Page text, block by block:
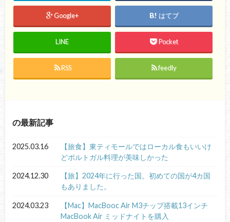
Google+ はてブ
LINE Pocket
RSS feedly
の最新記事
2025.03.16
【旅食】東ティモールではローカル食もいいけ
どポルトガル料理が美味しかった
2024.12.30
【旅】2024年に行った国。初めての国が4カ国
もありました。
2024.03.23
【Mac】MacBooc Air M3チップ搭載13インチ
MacBook Air ミッドナイトを購入